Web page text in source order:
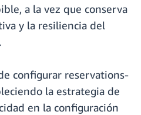
a la vez que conserva
y la resiliencia del
configurar reservations-
la estrategia de
en la configuración